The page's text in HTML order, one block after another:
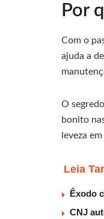
Por
Com o
ajuda a
O
bonito
leveza
Leia
Êxodo
CNJ